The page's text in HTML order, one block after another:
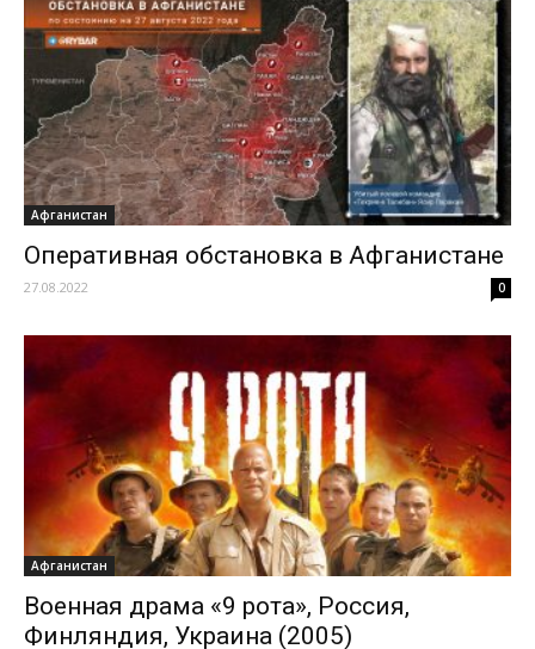
Афганистан
Оперативная обстановка в Афганистане
27.08.2022 0
Афганистан
Военная драма «9 рота», Россия,
Финляндия, Украина (2005)